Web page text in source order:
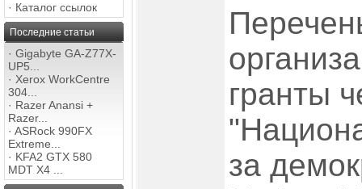
· Каталог ссылок
Последние статьи
· Gigabyte GA-Z77X-
UP5...
· Xerox WorkCentre
304...
· Razer Anansi +
Razer...
· ASRock 990FX
Extreme...
· KFA2 GTX 580
MDT X4 ...
гранты
за